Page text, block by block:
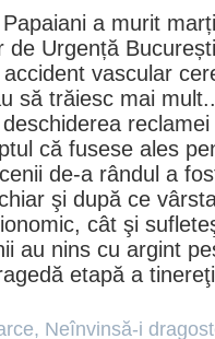
a murit
de Urgență
vascular
să trăiesc mai
că fusese ales
de-a rândul a
şi după ce
cât şi
au nins cu argint
etapă a
, Neînvinsă-i